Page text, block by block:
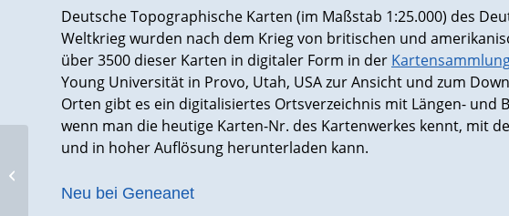
Deutsche Topographische Karten (im Maßstab 1:25.000) des
Weltkrieg wurden nach dem Krieg von britischen und
über 3500 dieser Karten in digitaler Form in der
Young Universität in Provo, Utah, USA zur Ansicht und zum
Orten gibt es ein digitalisiertes Ortsverzeichnis mit Längen- und
wenn man die heutige Karten-Nr. des Kartenwerkes kennt, mit
und in hoher Auflösung herunterladen kann.
Neu bei Geneanet